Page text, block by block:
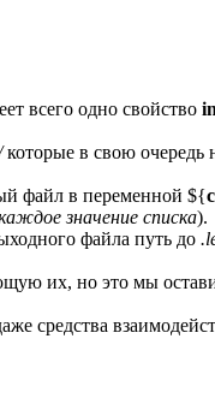
всего одно свойство
которые в свою очередь
файл в переменной ${
значение списка).
файла путь до
их, но это мы
средства